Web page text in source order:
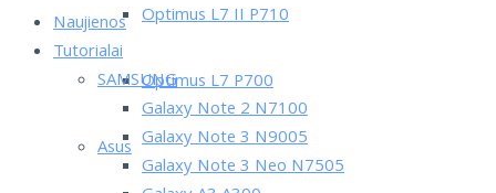
Optimus L7 II P710
Optimus L7 P700
Asus
Naujienos
Tutorialai
SAMSUNG
Galaxy Note 2 N7100
Galaxy Note 3 N9005
Galaxy Note 3 Neo N7505